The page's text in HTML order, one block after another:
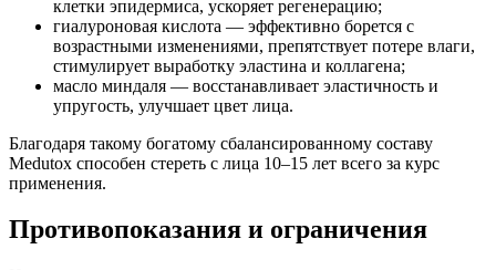
клетки эпидермиса, ускоряет регенерацию;
гиалуроновая кислота — эффективно борется с
возрастными изменениями, препятствует потере влаги,
стимулирует выработку эластина и коллагена;
масло миндаля — восстанавливает эластичность и
упругость, улучшает цвет лица.
Благодаря такому богатому сбалансированному составу
Medutox способен стереть с лица 10–15 лет всего за курс
применения.
Противопоказания и ограничения